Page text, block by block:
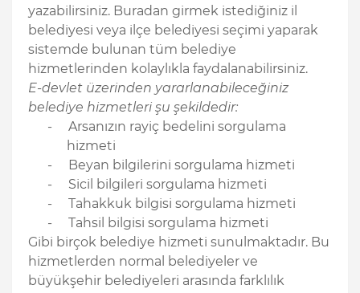
yazabilirsiniz. Buradan girmek istediğiniz il
belediyesi veya ilçe belediyesi seçimi yaparak
sistemde bulunan tüm belediye
hizmetlerinden kolaylıkla faydalanabilirsiniz.
E-devlet üzerinden yararlanabileceğiniz
belediye hizmetleri şu şekildedir:
-
Arsanızın rayiç bedelini sorgulama
hizmeti
-
Beyan bilgilerini sorgulama hizmeti
-
Sicil bilgileri sorgulama hizmeti
-
Tahakkuk bilgisi sorgulama hizmeti
-
Tahsil bilgisi sorgulama hizmeti
Gibi birçok belediye hizmeti sunulmaktadır. Bu
hizmetlerden normal belediyeler ve
büyükşehir belediyeleri arasında farklılık